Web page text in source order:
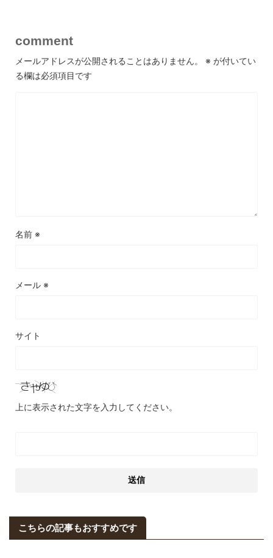
comment
メールアドレスが公開されることはありません。 ※ が付いてい
る欄は必須項目です
名前 ※
メール ※
サイト
上に表示された文字を入力してください。
こちらの記事もおすすめです